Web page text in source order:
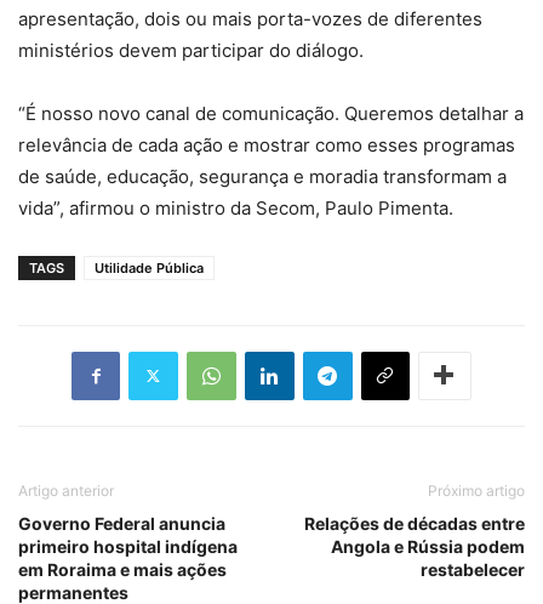
apresentação, dois ou mais porta-vozes de diferentes
ministérios devem participar do diálogo.
“É nosso novo canal de comunicação. Queremos detalhar a
relevância de cada ação e mostrar como esses programas
de saúde, educação, segurança e moradia transformam a
vida”, afirmou o ministro da Secom, Paulo Pimenta.
TAGS Utilidade Pública
Artigo anterior
Governo Federal anuncia
primeiro hospital indígena
em Roraima e mais ações
permanentes
Próximo artigo
Relações de décadas entre
Angola e Rússia podem
restabelecer